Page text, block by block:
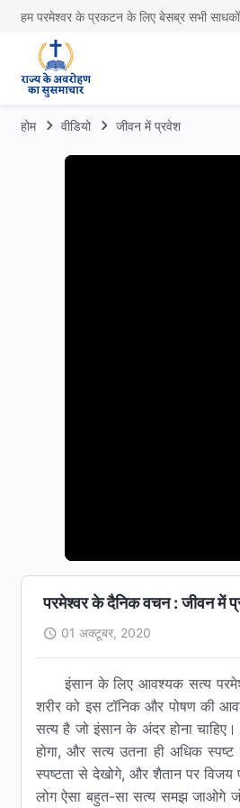
हम परमेश्वर के प्रकटन के लिए बेसब्र सभी
होम वीडियो जीवन में प्रवेश
परमेश्वर के दैनिक वचन : जीवन
01 अक्टूबर, 2020
इंसान के लिए आवश्यक सत्य
शरीर को इस टॉनिक और पोषण की
सत्य है जो इंसान के अंदर होना
होगा, और सत्य उतना ही अधिक
स्पष्टता से देखोगे, और शैतान पर विजय
लोग ऐसा बहुत-सा सत्य समझ जाओगे